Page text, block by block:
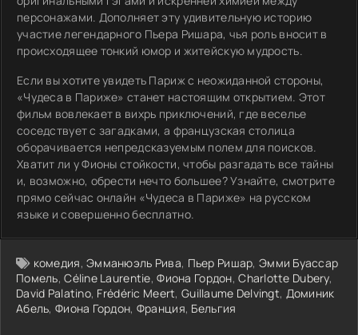
персонажами. Дополняет эту удивительную историю
участие легендарного Пьера Ришара, чья роль вносит в
происходящее тонкий юмор и житейскую мудрость.
Если вы хотите увидеть Париж с неожиданной стороны,
«Чудеса в Париже» станет настоящим открытием. Этот
фильм вовлекает в вихрь приключений, где веселье
соседствует с загадками, а французская столица
оборачивается непредсказуемым полем для поисков.
Хватит ли у Фионы стойкости, чтобы разгадать все тайны
и, возможно, обрести нечто большее? Узнайте, смотрите
прямо сейчас онлайн «Чудеса в Париже» на русском
языке и совершенно бесплатно.
комедия,Эмманюэль Рива, Пьер Ришар, Эмми Буассар
Помель,Céline Laurentie,Фиона Гордон,Charlotte Dubery,
David Palatino, Frédéric Meert, Guillaume Delvingt, Доминик
Абель, Фиона Гордон, Франция, Бельгия